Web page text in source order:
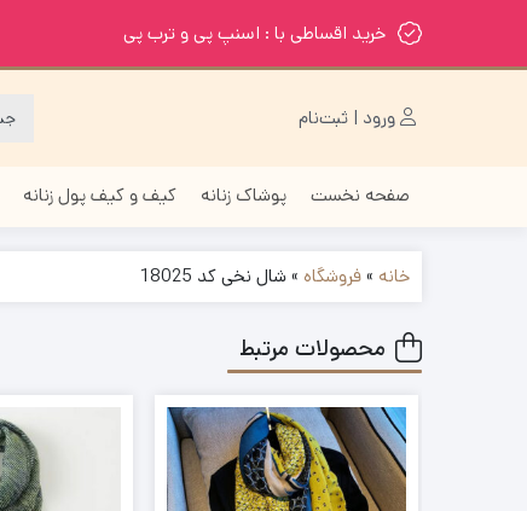
خرید اقساطی با : اسنپ پی و ترب پی
ورود | ثبت‌نام
صفحه نخست پوشاک زنانه کیف و کیف پول زنانه
خانه »فروشگاه »شال نخی کد 18025
محصولات مرتبط